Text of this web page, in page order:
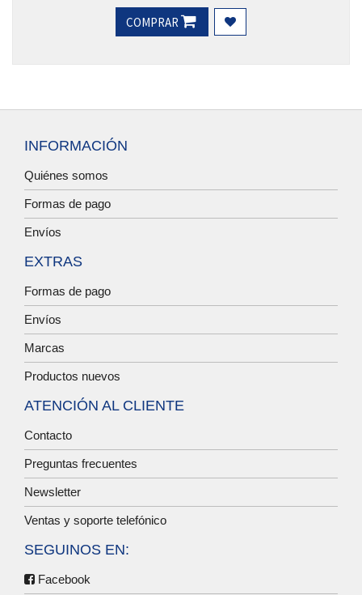
COMPRAR
INFORMACIÓN
Quiénes somos
Formas de pago
Envíos
EXTRAS
Formas de pago
Envíos
Marcas
Productos nuevos
ATENCIÓN AL CLIENTE
Contacto
Preguntas frecuentes
Newsletter
Ventas y soporte telefónico
SEGUINOS EN:
Facebook